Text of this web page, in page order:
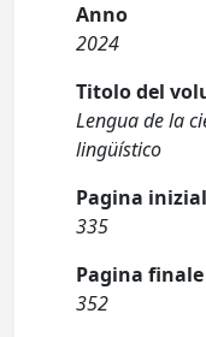
Anno
2024
Titolo del
Lengua de la
lingüístico
Pagina
335
Pagina finale
352